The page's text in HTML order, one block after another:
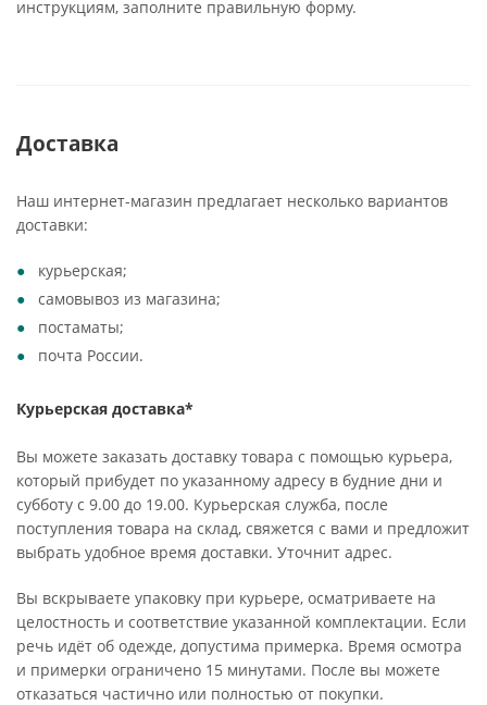
инструкциям, заполните правильную форму.
Доставка
Наш интернет-магазин предлагает несколько вариантов
доставки:
курьерская;
самовывоз из магазина;
постаматы;
почта России.
Курьерская доставка*
Вы можете заказать доставку товара с помощью курьера,
который прибудет по указанному адресу в будние дни и
субботу с 9.00 до 19.00. Курьерская служба, после
поступления товара на склад, свяжется с вами и предложит
выбрать удобное время доставки. Уточнит адрес.
Вы вскрываете упаковку при курьере, осматриваете на
целостность и соответствие указанной комплектации. Если
речь идёт об одежде, допустима примерка. Время осмотра
и примерки ограничено 15 минутами. После вы можете
отказаться частично или полностью от покупки.